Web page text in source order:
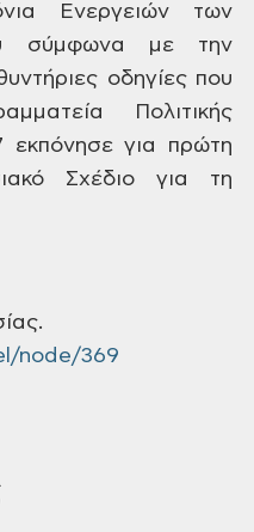
Ενεργειών των
σύμφωνα με την
οδηγίες που
Πολιτικής
εκπόνησε για πρώτη
Σχέδιο για τη
node/369